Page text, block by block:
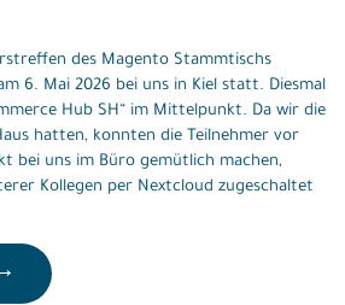
des Magento Stammtischs
6. Mai 2026 bei uns in Kiel statt. Diesmal
Hub SH“ im Mittelpunkt. Da wir die
hatten, konnten die Teilnehmer vor
bei uns im Büro gemütlich machen,
Kollegen per Nextcloud zugeschaltet